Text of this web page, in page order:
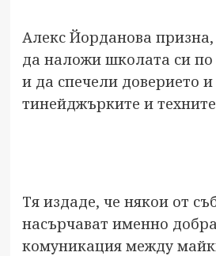
Алекс Йорданова
да наложи школата си по
и да спечели доверието
тинейджърките и
Тя издаде, че някои от
насърчават именно
комуникация между